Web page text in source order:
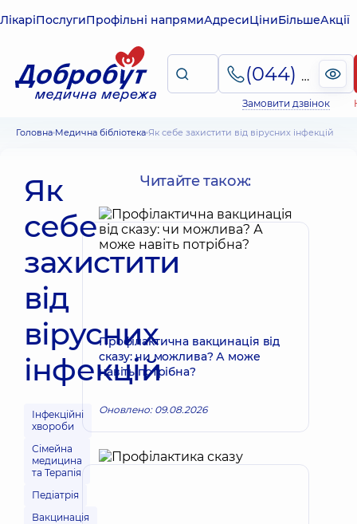
ЛікаріПослугиПрофільні напрямиАдресиЦіниБільшеАкції
(044) 495-2-888
Замовити дзвінок
Головна Медична бібліотека Як себе захистити від вірусних інфекцій
Як
себе
захистити
від
вірусних
інфекцій
Інфекційні
хвороби
Сімейна
медицина
та Терапія
Педіатрія
Вакцинація
Читайте також:
Профілактична вакцинація від
сказу: чи можлива? А може
навіть потрібна?
Оновлено: 09.08.2026